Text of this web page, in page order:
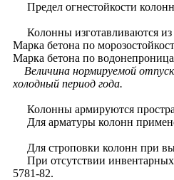
Предел огнестойкости колонн
Колонны изготавливаются из
Марка бетона по
Марка бетона по
Величина нормируемой
холодный период года.
Колонны армируются
Для арматуры колонн
Для строповки колонн при
При отсутствии инвентарных
5781-82.